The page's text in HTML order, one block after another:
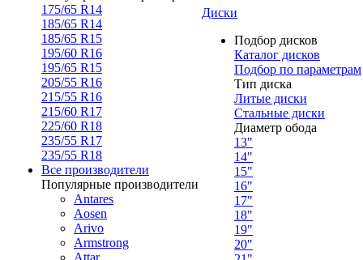
175/65 R14
185/65 R14
185/65 R15
195/60 R16
195/65 R15
205/55 R16
215/55 R16
215/60 R17
225/60 R18
235/55 R17
235/55 R18
Все производители
Популярные производители
Antares
Aosen
Arivo
Armstrong
Attar
Диски
Подбор дисков
Каталог дисков
Подбор по параметрам
Тип диска
Литые диски
Стальные диски
Диаметр обода
13"
14"
15"
16"
17"
18"
19"
20"